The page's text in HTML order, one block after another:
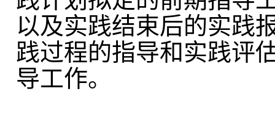
以及实践结束后的实践
践过程的指导和实践评
导工作。